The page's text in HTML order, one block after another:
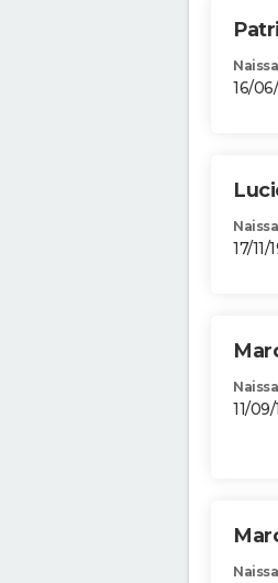
16/
17/11/
11/